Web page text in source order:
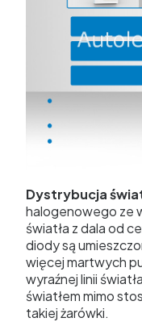
Dystrybucja
halogenowego ze
światła z dala od
diody są
więcej martwych
wyraźnej linii
światłem mimo
takiej żarówki.